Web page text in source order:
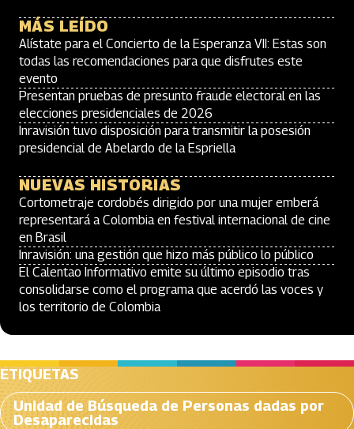
MÁS LEÍDO
Alístate para el Concierto de la Esperanza VII: Estas son
todas las recomendaciones para que disfrutes este
evento
Presentan pruebas de presunto fraude electoral en las
elecciones presidenciales de 2026
Inravisión tuvo disposición para transmitir la posesión
presidencial de Abelardo de la Espriella
NUEVAS HISTORIAS
Cortometraje cordobés dirigido por una mujer emberá
representará a Colombia en festival internacional de cine
en Brasil
Inravisión: una gestión que hizo más público lo público
El Calentao Informativo emite su último episodio tras
consolidarse como el programa que acerdó las voces y
los territorio de Colombia
ETIQUETAS
Unidad de Búsqueda de Personas dadas por
Desaparecidas